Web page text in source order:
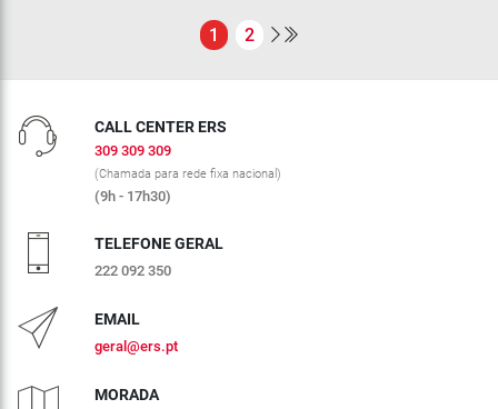
1 2
CALL CENTER ERS
309 309 309
(Chamada para rede fixa nacional)
(9h - 17h30)
TELEFONE GERAL
222 092 350
EMAIL
geral@ers.pt
MORADA